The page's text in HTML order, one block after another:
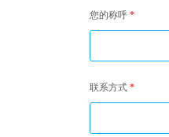
您的称呼 *
联系方式 *